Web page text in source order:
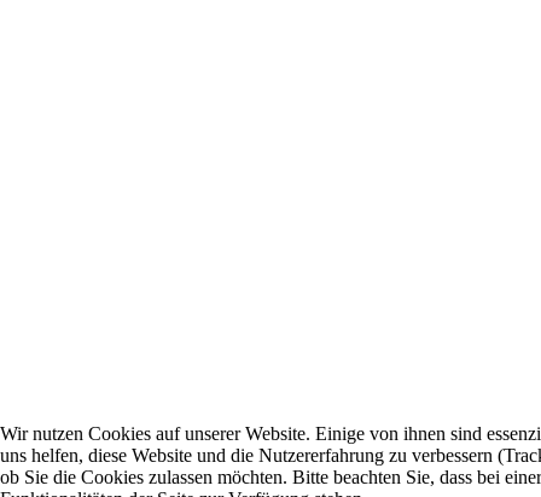
Wir nutzen Cookies auf unserer Website. Einige von ihnen sind
uns helfen, diese Website und die Nutzererfahrung zu verbessern
ob Sie die Cookies zulassen möchten. Bitte beachten Sie, dass bei